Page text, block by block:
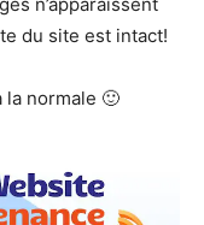
du site est intact!
normale 🙂